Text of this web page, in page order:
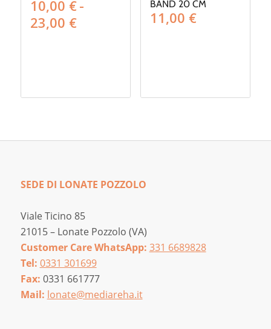
10,00 €-
23,00 €Fascia
a
BAND 20 CM
11,00 €
SEDE DI LONATE POZZOLO
Viale Ticino 85
21015 – Lonate Pozzolo (VA)
Customer Care WhatsApp: 331 6689828
Tel: 0331 301699
Fax: 0331 661777
Mail: lonate@mediareha.it